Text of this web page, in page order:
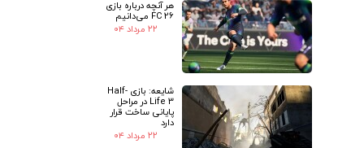
هر آنچه درباره بازی
FC 26 می‌دانیم
۲۲ مرداد ۰۴
شایعه: بازی Half-
Life 3 در مراحل
پایانی ساخت قرار
دارد
۲۲ مرداد ۰۴